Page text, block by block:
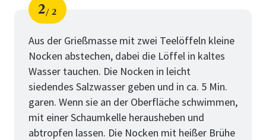
Schritt
2
von
2
Aus der Grießmasse mit zwei Teelöffeln kleine
Nocken abstechen, dabei die Löffel in kaltes
Wasser tauchen. Die Nocken in leicht
siedendes Salzwasser geben und in ca. 5 Min.
garen. Wenn sie an der Oberfläche schwimmen,
mit einer Schaumkelle herausheben und
abtropfen lassen. Die Nocken mit heißer Brühe